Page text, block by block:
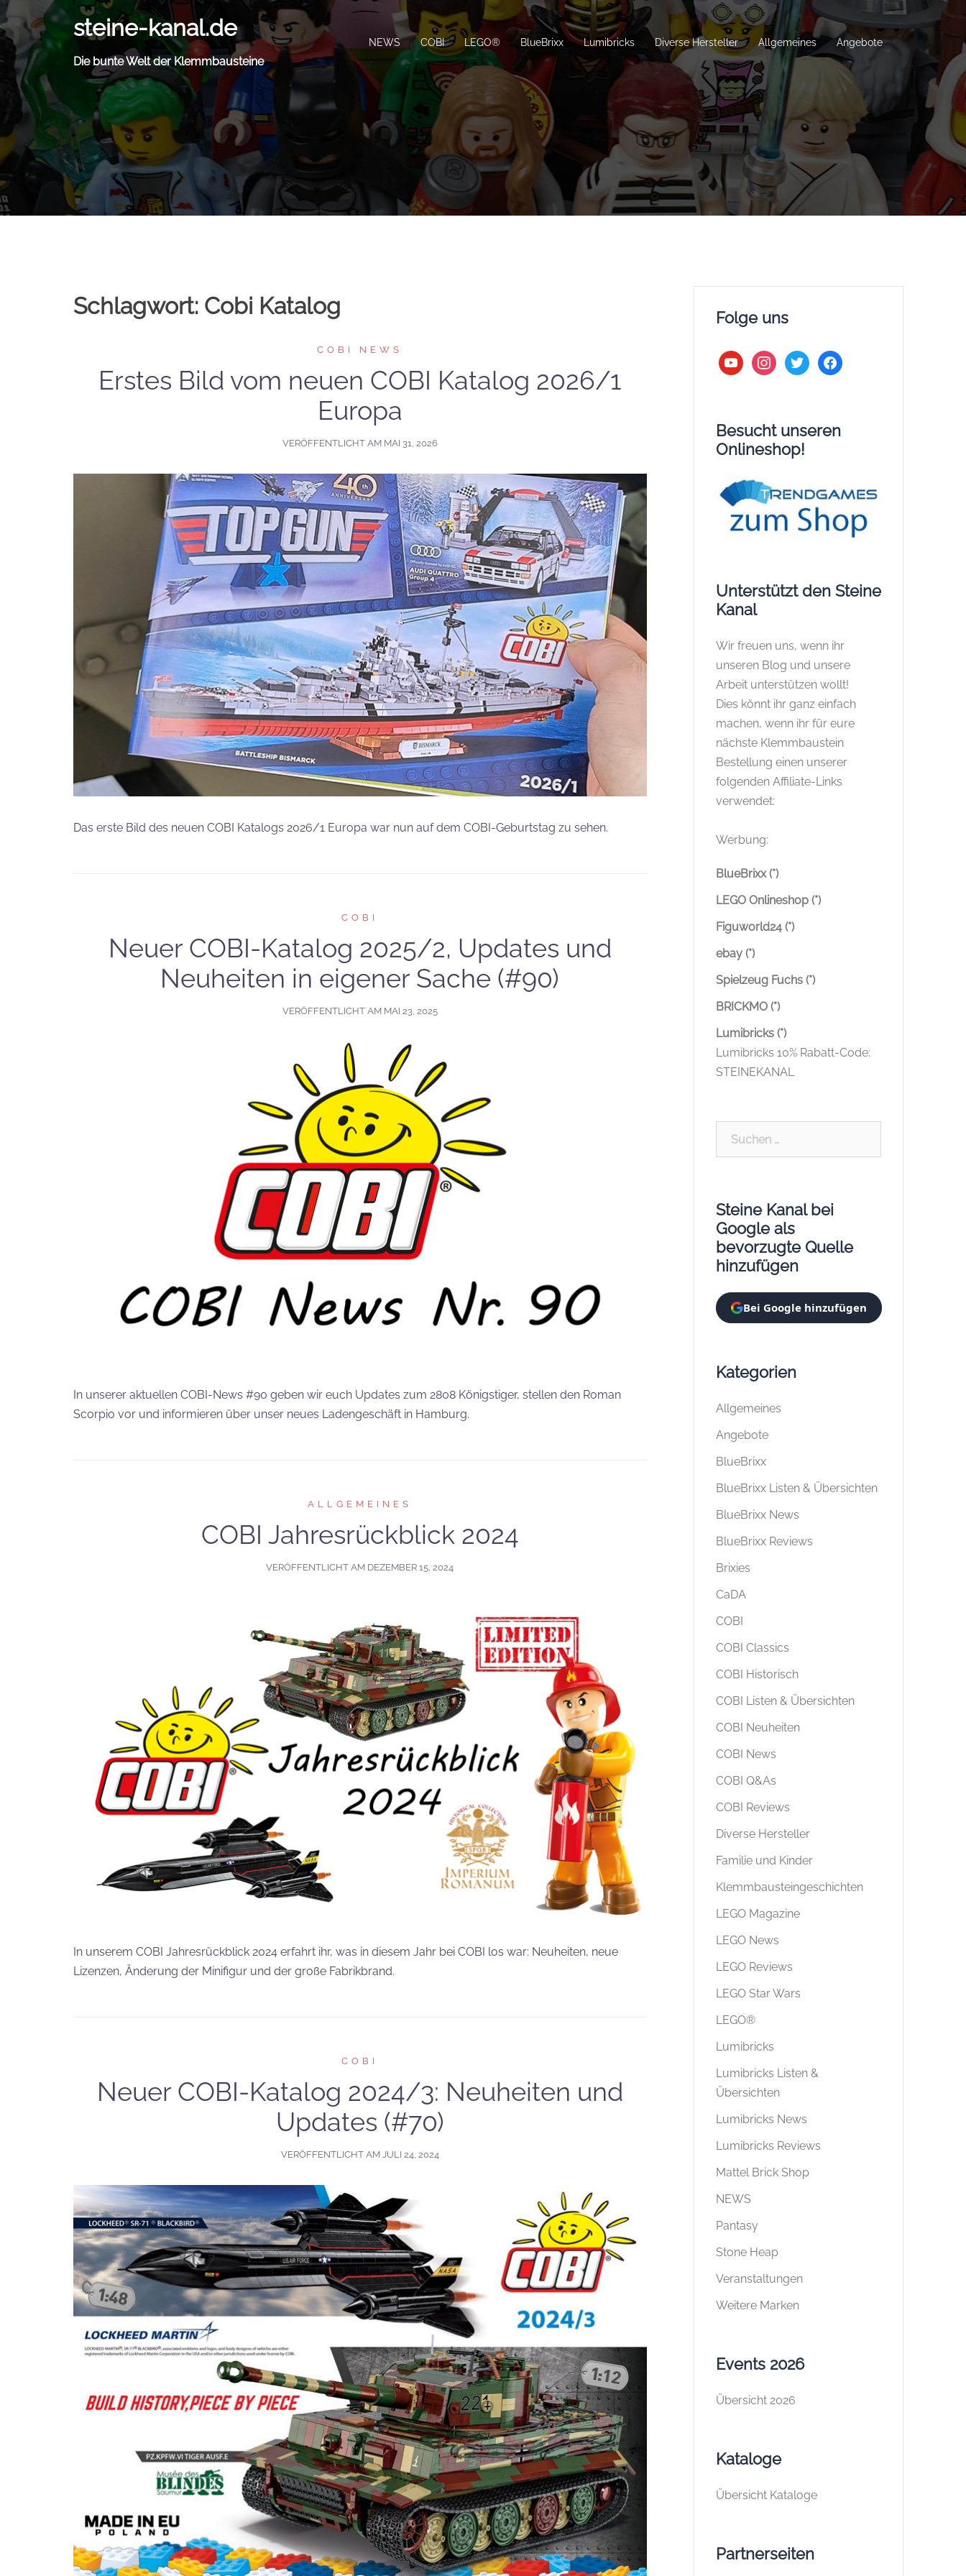
Zum
Inhalt
springen
steine-kanal.de
Die bunte Welt der Klemmbausteine
NEWS COBI LEGO® BlueBrixx Lumibricks Diverse Hersteller Allgemeines Angebote
Schlagwort: Cobi Katalog
COBI NEWS
Erstes Bild vom neuen COBI Katalog 2026/1
Europa
VERÖFFENTLICHT AM MAI 31, 2026
Das erste Bild des neuen COBI Katalogs 2026/1 Europa war nun auf dem COBI-Geburtstag zu sehen.
COBI
Neuer COBI-Katalog 2025/2, Updates und
Neuheiten in eigener Sache (#90)
VERÖFFENTLICHT AM MAI 23, 2025
In unserer aktuellen COBI-News #90 geben wir euch Updates zum 2808 Königstiger, stellen den Roman
Scorpio vor und informieren über unser neues Ladengeschäft in Hamburg.
ALLGEMEINES
COBI Jahresrückblick 2024
VERÖFFENTLICHT AM DEZEMBER 15, 2024
In unserem COBI Jahresrückblick 2024 erfahrt ihr, was in diesem Jahr bei COBI los war: Neuheiten, neue
Lizenzen, Änderung der Minifigur und der große Fabrikbrand.
COBI
Neuer COBI-Katalog 2024/3: Neuheiten und
Updates (#70)
VERÖFFENTLICHT AM JULI 24, 2024
Folge uns
youtubeinstagram
twitter facebook
Besucht unseren
Onlineshop!
Unterstützt den Steine
Kanal
Wir freuen uns, wenn ihr
unseren Blog und unsere
Arbeit unterstützen wollt!
Dies könnt ihr ganz einfach
machen, wenn ihr für eure
nächste Klemmbaustein
Bestellung einen unserer
folgenden Affiliate-Links
verwendet:
Werbung:
BlueBrixx (*)
LEGO Onlineshop (*)
Figuworld24 (*)
ebay (*)
Spielzeug Fuchs (*)
BRICKMO (*)
Lumibricks (*)
Lumibricks 10% Rabatt-Code:
STEINEKANAL
Steine Kanal bei
Google als
bevorzugte Quelle
hinzufügen
Bei Google hinzufügen
Kategorien
Allgemeines
Angebote
BlueBrixx
BlueBrixx Listen & Übersichten
BlueBrixx News
BlueBrixx Reviews
Brixies
CaDA
COBI
COBI Classics
COBI Historisch
COBI Listen & Übersichten
COBI Neuheiten
COBI News
COBI Q&As
COBI Reviews
Diverse Hersteller
Familie und Kinder
Klemmbausteingeschichten
LEGO Magazine
LEGO News
LEGO Reviews
LEGO Star Wars
LEGO®
Lumibricks
Lumibricks Listen &
Übersichten
Lumibricks News
Lumibricks Reviews
Mattel Brick Shop
NEWS
Pantasy
Stone Heap
Veranstaltungen
Weitere Marken
Events 2026
Übersicht 2026
Kataloge
Übersicht Kataloge
Partnerseiten